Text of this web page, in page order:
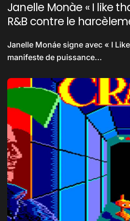
Janelle Monàe « I like
R&B contre le
Janelle Monáe signe avec « I Like That » en 2018 un
manifeste de puissance...